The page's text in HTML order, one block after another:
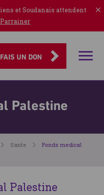
et Soudanais attendent
Parrainer
UN DON
Palestine
Sante
Fonds medical
Palestine